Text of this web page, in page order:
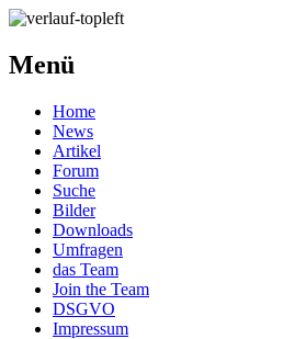
Menü
Home
News
Artikel
Forum
Suche
Bilder
Downloads
Umfragen
das Team
Join the Team
DSGVO
Impressum